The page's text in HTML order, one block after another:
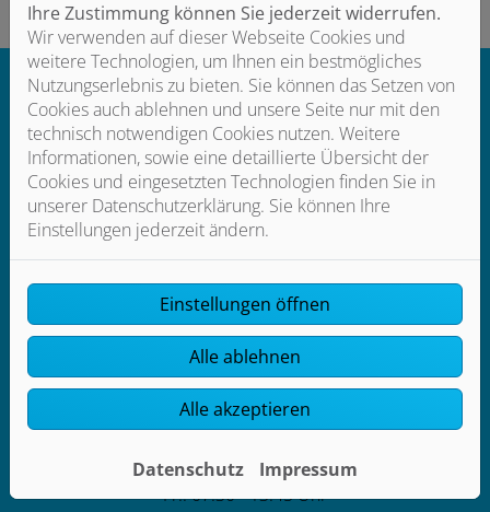
Footer - Kontaktdaten und
Kontakt
HSM-Haustechnik GmbH & Co.KG
Wellendorfer Str. 132
49124 Georgsmarienhütte
05401 90104
E-Mail:info@hsm-haustechnik.de
Öffnungszeiten
Mo. - Do.: 07:30 - 16:15 Uhr
Fr.: 07:30 - 13:45 Uhr
Ihre Zustimmung können Sie jederzeit widerrufen.
Wir verwenden auf dieser Webseite Cookies und
weitere Technologien, um Ihnen ein bestmögliches
Nutzungserlebnis zu bieten. Sie können das Setzen von
Cookies auch ablehnen und unsere Seite nur mit den
technisch notwendigen Cookies nutzen. Weitere
Informationen, sowie eine detaillierte Übersicht der
Cookies und eingesetzten Technologien finden Sie in
unserer Datenschutzerklärung. Sie können Ihre
Einstellungen jederzeit ändern.
Einstellungen öffnen
Alle ablehnen
Alle akzeptieren
Datenschutz Impressum